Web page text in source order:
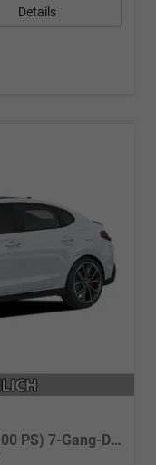
Details
Smart (Smart) 1.0 T-GDI 74kW (100 PS) 7-Gang-DCT